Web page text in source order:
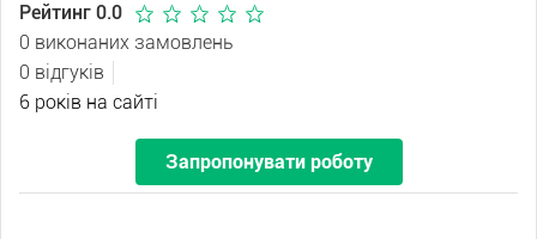
Рейтинг 0.0
0 виконаних замовлень
0 відгуків
6 років на сайті
Запропонувати роботу